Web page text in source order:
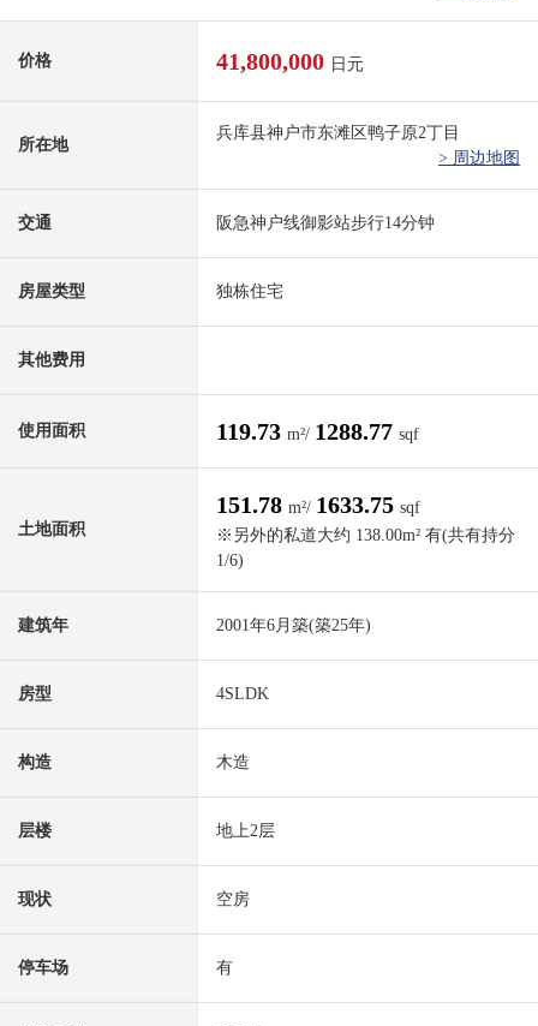
价格 41,800,000 日元
所在地
兵库县神户市东滩区鸭子原2丁目
> 周边地图
交通 阪急神户线御影站步行14分钟
房屋类型 独栋住宅
其他费用
使用面积 119.73 m²/ 1288.77 sqf
土地面积
151.78 m²/ 1633.75 sqf
※另外的私道大约 138.00m² 有(共有持分
1/6)
建筑年 2001年6月築(築25年)
房型 4SLDK
构造 木造
层楼 地上2层
现状 空房
停车场 有